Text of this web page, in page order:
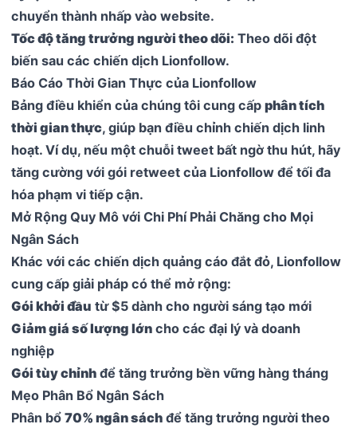
chuyển thành nhấp vào website.
Tốc độ tăng trưởng người theo dõi: Theo dõi đột
biến sau các chiến dịch Lionfollow.
Báo Cáo Thời Gian Thực của Lionfollow
Bảng điều khiển của chúng tôi cung cấpphân tích
thời gian thực, giúp bạn điều chỉnh chiến dịch linh
hoạt. Ví dụ, nếu một chuỗi tweet bất ngờ thu hút, hãy
tăng cường với gói retweet của Lionfollow để tối đa
hóa phạm vi tiếp cận.
Mở Rộng Quy Mô với Chi Phí Phải Chăng cho Mọi
Ngân Sách
Khác với các chiến dịch quảng cáo đắt đỏ, Lionfollow
cung cấp giải pháp có thể mở rộng:
Gói khởi đầu từ $5 dành cho người sáng tạo mới
Giảm giá số lượng lớn cho các đại lý và doanh
nghiệp
Gói tùy chỉnh để tăng trưởng bền vững hàng tháng
Mẹo Phân Bổ Ngân Sách
Phân bổ70% ngân sách để tăng trưởng người theo